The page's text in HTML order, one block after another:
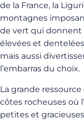
de la France, la
montagnes
de vert qui donnent
élevées et
mais aussi
l’embarras du choix.
La grande
côtes rocheuses où
petites et